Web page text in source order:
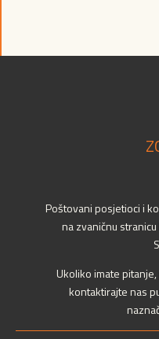
Poštovani posjetioci i
na zvaničnu
Ukoliko imate
kontaktirajte nas